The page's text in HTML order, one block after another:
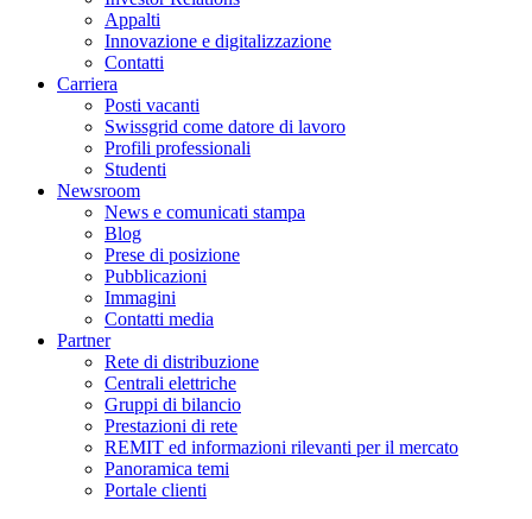
Appalti
Innovazione e digitalizzazione
Contatti
Carriera
Posti vacanti
Swissgrid come datore di lavoro
Profili professionali
Studenti
Newsroom
News e comunicati stampa
Blog
Prese di posizione
Pubblicazioni
Immagini
Contatti media
Partner
Rete di distribuzione
Centrali elettriche
Gruppi di bilancio
Prestazioni di rete
REMIT ed informazioni rilevanti per il mercato
Panoramica temi
Portale clienti